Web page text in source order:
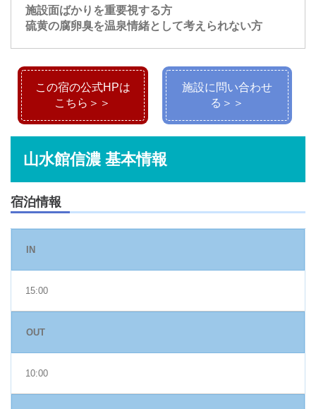
施設面ばかりを重要視する方
硫黄の腐卵臭を温泉情緒として考えられない方
この宿の公式HPは
こちら＞＞
施設に問い合わせ
る＞＞
山水館信濃 基本情報
宿泊情報
IN
15:00
OUT
10:00